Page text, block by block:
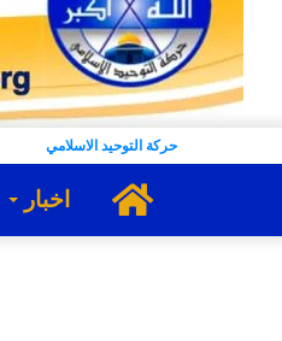
حركة التوحيد الاسلامي
الرئيسية
اخبار